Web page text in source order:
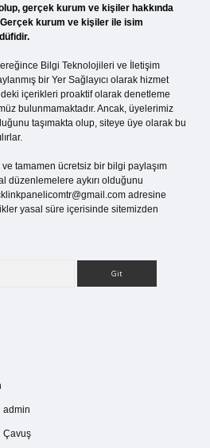
gerçek kurum ve kişiler hakkında
Gerçek kurum ve kişiler ile isim
Bilgi Teknolojileri ve İletişim
bir Yer Sağlayıcı olarak hizmet
içerikleri proaktif olarak denetleme
bulunmamaktadır. Ancak, üyelerimiz
taşımakta olup, siteye üye olarak bu
tamamen ücretsiz bir bilgi paylaşım
düzenlemelere aykırı olduğunu
adresine
yasal süre içerisinde sitemizden
admin
Çavuş